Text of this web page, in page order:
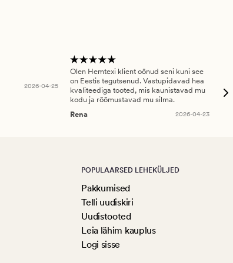
2026-04-25
Olen Hemtexi klient oönud seni kuni see
on Eestis tegutsenud. Vastupidavad hea
kvaliteediga tooted, mis kaunistavad mu
kodu ja rõõmustavad mu silma.
Rena
2026-04-23
POPULAARSED LEHEKÜLJED
Pakkumised
Telli uudiskiri
Uudistooted
Leia lähim kauplus
Logi sisse